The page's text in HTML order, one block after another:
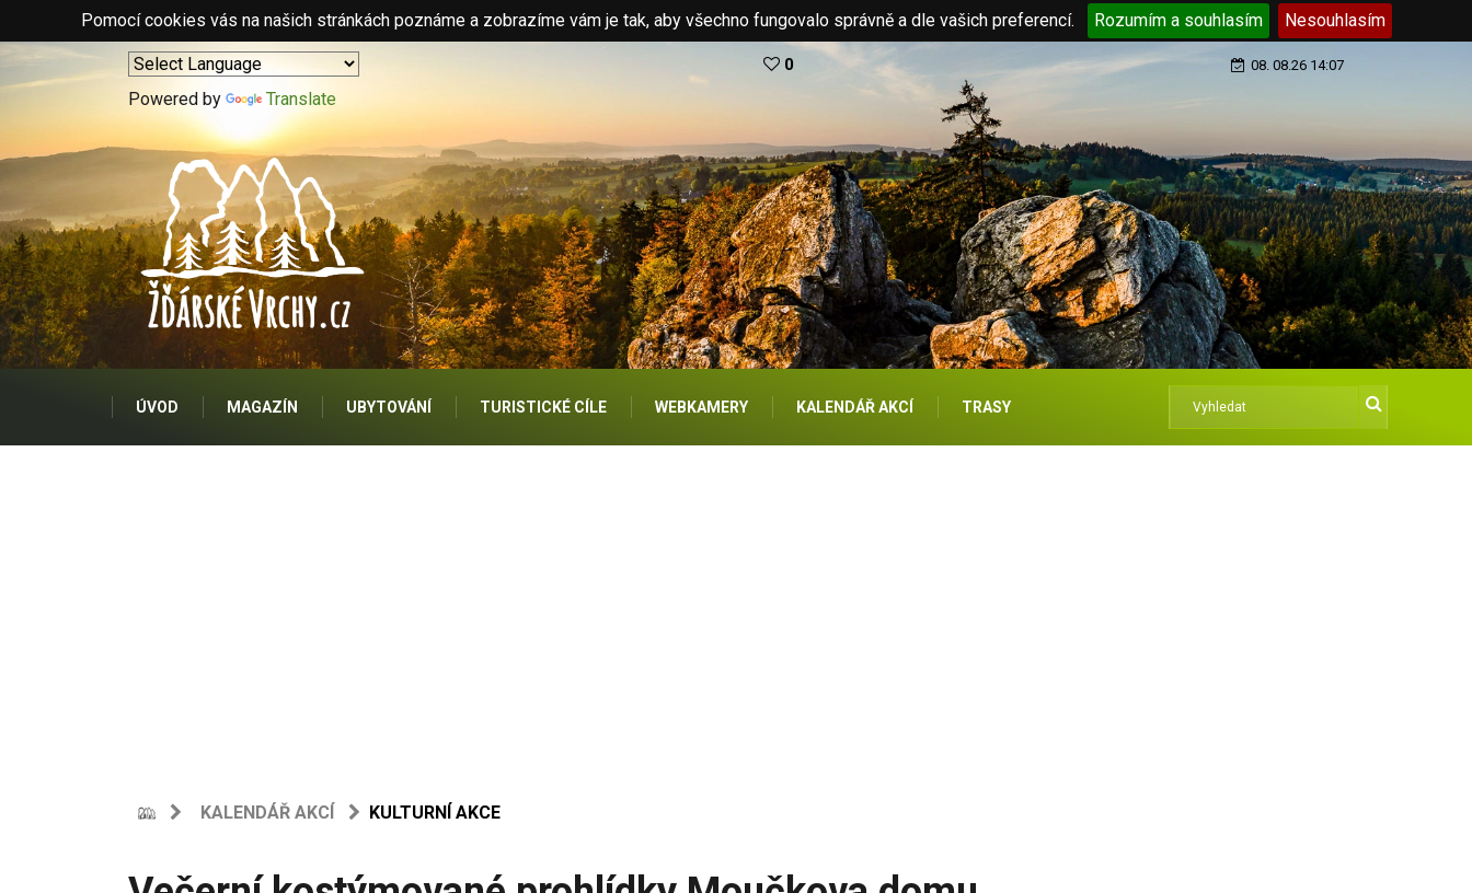
Pomocí cookies vás na našich stránkách poznáme a zobrazíme vám je tak, aby všechno fungovalo správně a dle vašich preferencí. Rozumím a souhlasím Nesouhlasím
Powered by Translate
0 08. 08.26 14:07
ÚVOD MAGAZÍN UBYTOVÁNÍ TURISTICKÉ CÍLE WEBKAMERY KALENDÁŘ AKCÍ TRASY
KALENDÁŘ AKCÍ KULTURNÍ AKCE